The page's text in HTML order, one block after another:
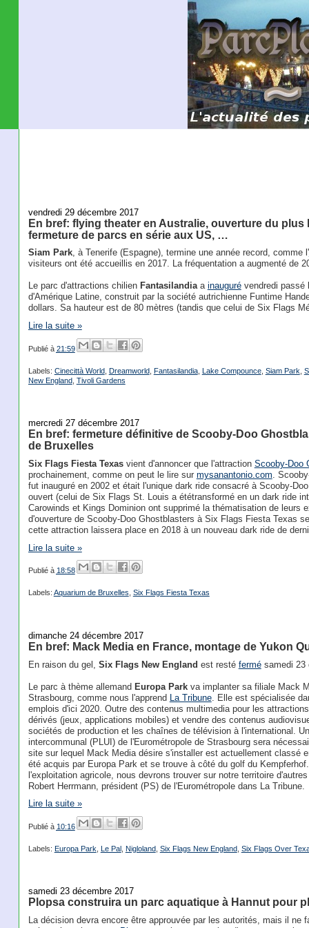
vendredi 29 décembre 2017
En bref: flying theater en Australie, ouverture du
fermeture de parcs en série aux US, …
Siam Park, à Tenerife (Espagne), termine une année record, comme l'
visiteurs ont été accueillis en 2017. La fréquentation a augmenté de
Le parc d'attractions chilien Fantasilandiaa inaugurévendredi passé
d'Amérique Latine, construit par la société autrichienne Funtime
dollars. Sa hauteur est de 80 mètres (tandis que celui de Six Flags
Lire la suite »
Publié à 21:59
Labels: Cinecittà World, Dreamworld, Fantasilandia, Lake Compounce, Siam Park
New England, Tivoli Gardens
mercredi 27 décembre 2017
En bref: fermeture définitive de Scooby-Doo
de Bruxelles
Six Flags Fiesta Texasvient d'annoncer que l'attraction Scooby-Doo
prochainement, comme on peut le lire sur mysanantonio.com .
fut inauguré en 2002 et était l'unique dark ride consacré à Scooby-
ouvert (celui de Six Flags St. Louis a ététransformé en un dark ride
Carowinds et Kings Dominion ont supprimé la thématisation de leurs
d'ouverture de Scooby-Doo Ghostblasters à Six Flags Fiesta Texas
cette attraction laissera place en 2018 à un nouveau dark ride de
Lire la suite »
Publié à 18:58
Labels: Aquarium de Bruxelles Six Flags Fiesta Texas
dimanche 24 décembre 2017
En bref: Mack Media en France, montage de Yukon
En raison du gel, Six Flags New England est resté fermésamedi 23
Le parc à thème allemand Europa Parkva implanter sa filiale Mack
Strasbourg, comme nous l'apprend La Tribune. Elle est spécialisée
emplois d'ici 2020. Outre des contenus multimedia pour les
dérivés (jeux, applications mobiles) et vendre des contenus
sociétés de production et les chaînes de télévision à l'international.
intercommunal (PLUI) de l'Eurométropole de Strasbourg sera
site sur lequel Mack Media désire s'installer est actuellement classé
été acquis par Europa Park et se trouve à côté du golf du
l'exploitation agricole, nous devrons trouver sur notre territoire
Robert Herrmann, président (PS) de l'Eurométropole dans La Tribune.
Lire la suite »
Publié à 10:16
Labels: Europa Park Le Pal, Nigloland, Six Flags New England, Six Flags Over
samedi 23 décembre 2017
Plopsa construira un parc aquatique à Hannut pour
La décision devra encore être approuvée par les autorités, mais il ne